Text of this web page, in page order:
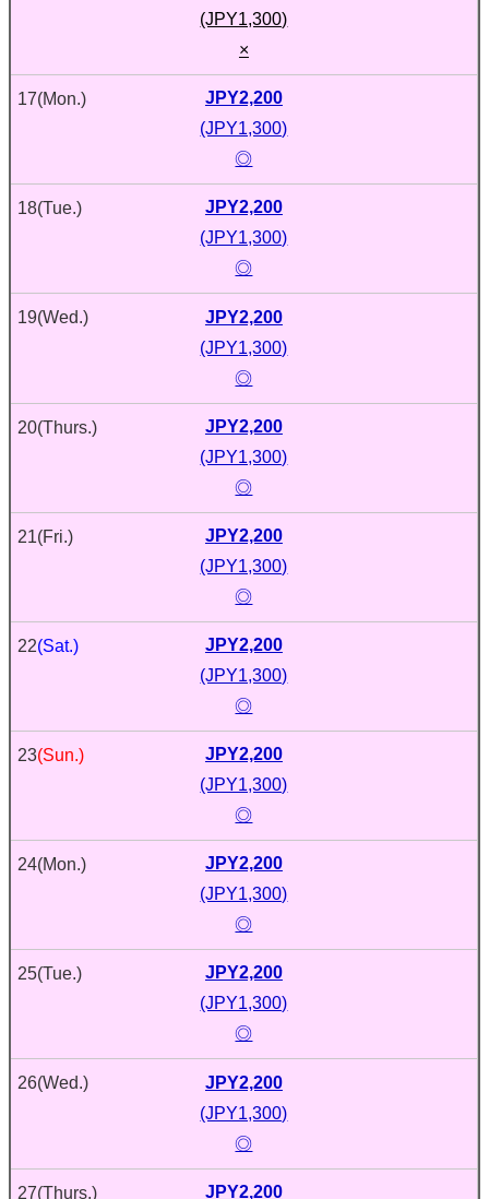
(JPY1,300)
×
17(Mon.)
JPY2,200
(JPY1,300)
◎
18(Tue.)
JPY2,200
(JPY1,300)
◎
19(Wed.)
JPY2,200
(JPY1,300)
◎
20(Thurs.)
JPY2,200
(JPY1,300)
◎
21(Fri.)
JPY2,200
(JPY1,300)
◎
22(Sat.)
JPY2,200
(JPY1,300)
◎
23(Sun.)
JPY2,200
(JPY1,300)
◎
24(Mon.)
JPY2,200
(JPY1,300)
◎
25(Tue.)
JPY2,200
(JPY1,300)
◎
26(Wed.)
JPY2,200
(JPY1,300)
◎
27(Thurs.)
JPY2,200